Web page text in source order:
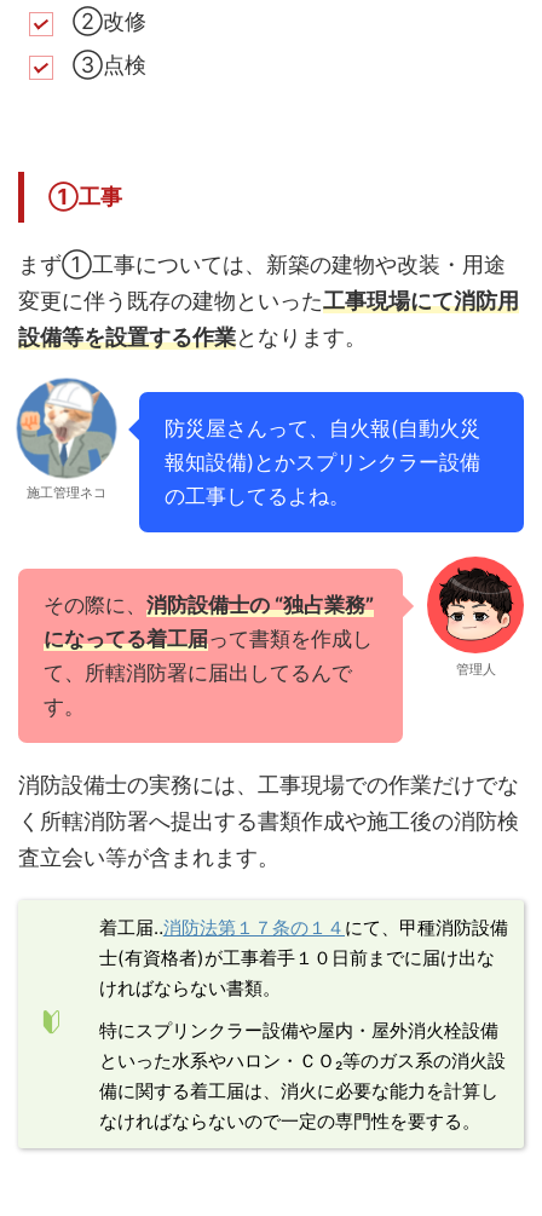
②改修
③点検
①工事
まず①工事については、新築の建物や改装・用途
変更に伴う既存の建物といった工事現場にて消防用
設備等を設置する作業となります。
施工管理ネコ
防災屋さんって、自火報(自動火災
報知設備)とかスプリンクラー設備
の工事してるよね。
その際に、 消防設備士の “独占業務”
になってる着工届って書類を作成し
て、所轄消防署に届出してるんで
す。
管理人
消防設備士の実務には、工事現場での作業だけでな
く所轄消防署へ提出する書類作成や施工後の消防検
査立会い等が含まれます。
着工届‥消防法第１７条の１４ にて、甲種消防設備
士(有資格者)が工事着手１０日前までに届け出な
ければならない書類。
特にスプリンクラー設備や屋内・屋外消火栓設備
といった水系やハロン・ＣＯ₂等のガス系の消火設
備に関する着工届は、消火に必要な能力を計算し
なければならないので一定の専門性を要する。